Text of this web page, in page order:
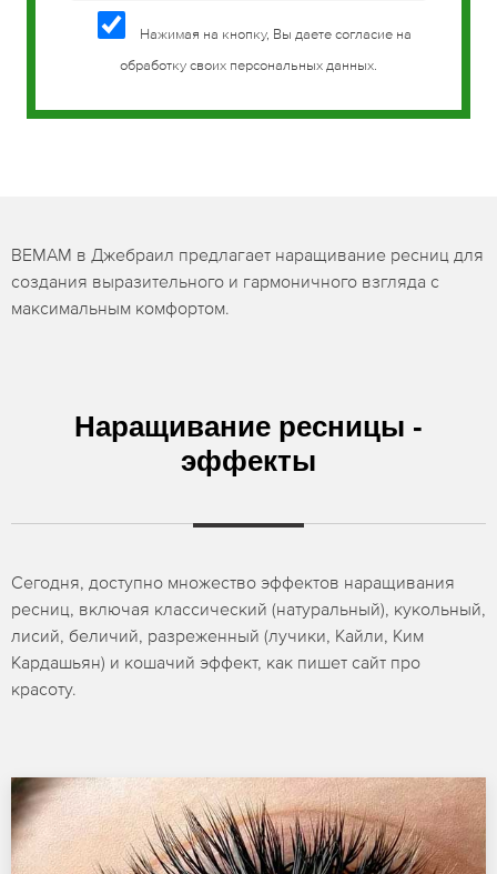
Нажимая на кнопку, Вы даете согласие на
обработку своих персональных данных.
BEMAM в Джебраил предлагает наращивание ресниц для
создания выразительного и гармоничного взгляда с
максимальным комфортом.
Наращивание ресницы -
эффекты
Сегодня, доступно множество эффектов наращивания
ресниц, включая классический (натуральный), кукольный,
лисий, беличий, разреженный (лучики, Кайли, Ким
Кардашьян) и кошачий эффект, как пишет сайт про
красоту.